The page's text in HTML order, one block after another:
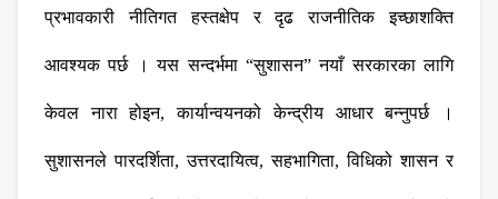
प्रभावकारी नीतिगत हस्तक्षेप र दृढ राजनीतिक इच्छाशक्ति
आवश्यक पर्छ । यस सन्दर्भमा “सुशासन” नयाँ सरकारका लागि
केवल नारा होइन, कार्यान्वयनको केन्द्रीय आधार बन्नुपर्छ ।
सुशासनले पारदर्शिता, उत्तरदायित्व, सहभागिता, विधिको शासन र